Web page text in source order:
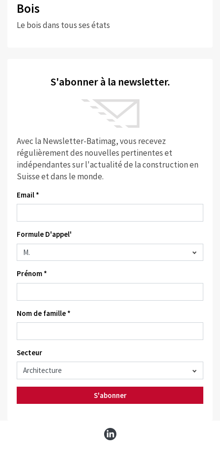
Bois
Le bois dans tous ses états
S'abonner à la newsletter.
Avec la Newsletter-Batimag, vous recevez
régulièrement des nouvelles pertinentes et
indépendantes sur l'actualité de la construction en
Suisse et dans le monde.
Email *
Formule D'appel'
Prénom *
Nom de famille *
Secteur
S'abonner